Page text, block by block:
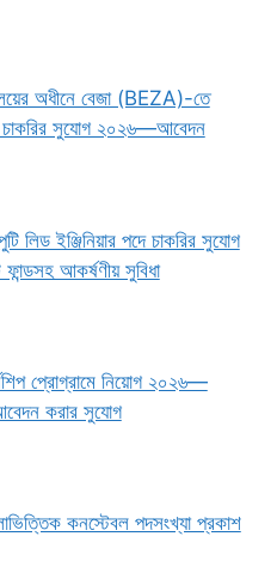
অধীনে বেজা (BEZA)-তে
সুযোগ ২০২৬—আবেদন
লিড ইঞ্জিনিয়ার পদে চাকরির সুযোগ
আকর্ষণীয় সুবিধা
প্রোগ্রামে নিয়োগ ২০২৬—
করার সুযোগ
কনস্টেবল পদসংখ্যা প্রকাশ